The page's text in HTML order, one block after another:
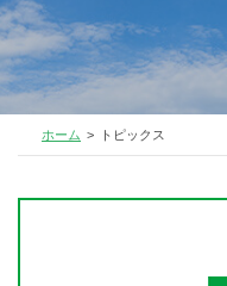
ホーム トピックス